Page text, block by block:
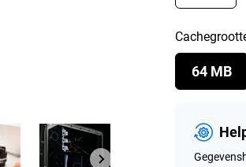
64 MB